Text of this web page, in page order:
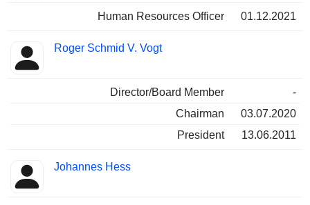
Human Resources Officer 01.12.2021
Roger Schmid V. Vogt
Director/Board Member
-
Chairman
03.07.2020
President
13.06.2011
Johannes Hess